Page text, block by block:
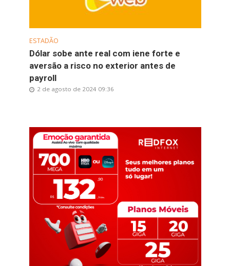
ESTADÃO
Dólar sobe ante real com iene forte e
aversão a risco no exterior antes de
payroll
2 de agosto de 2024 09:36